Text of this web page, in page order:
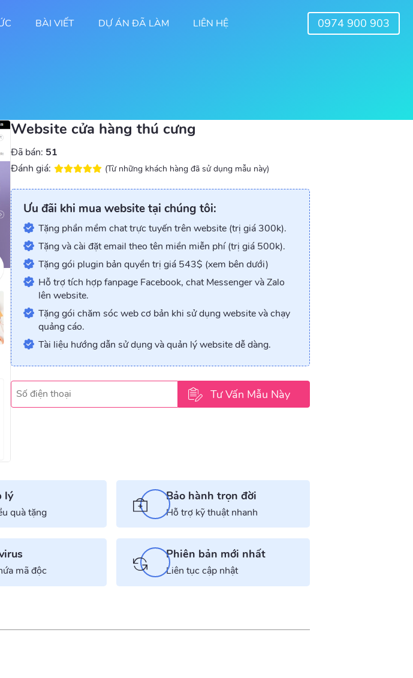
BÀI VIẾT DỰ ÁN ĐÃ LÀM LIÊN HỆ 0974 900 903
Website cửa hàng thú cưng
Đã bán: 51
Đánh giá:
(Từ những khách hàng đã sử dụng mẫu này)
Ưu đãi khi mua website tại chúng tôi:
Tặng phần mềm chat trực tuyến trên website (trị giá 300k).
Tặng và cài đặt email theo tên miền miễn phí (trị giá 500k).
Tặng gói plugin bản quyền trị giá 543$ (xem bên dưới)
Hỗ trợ tích hợp fanpage Facebook, chat Messenger và Zalo
lên website.
Tặng gói chăm sóc web cơ bản khi sử dụng website và chạy
quảng cáo.
Tài liệu hướng dẫn sử dụng và quản lý website dễ dàng.
lý
quà tặng
Bảo hành trọn đời
Hỗ trợ kỹ thuật nhanh
mã độc
Phiên bản mới nhất
Liên tục cập nhật